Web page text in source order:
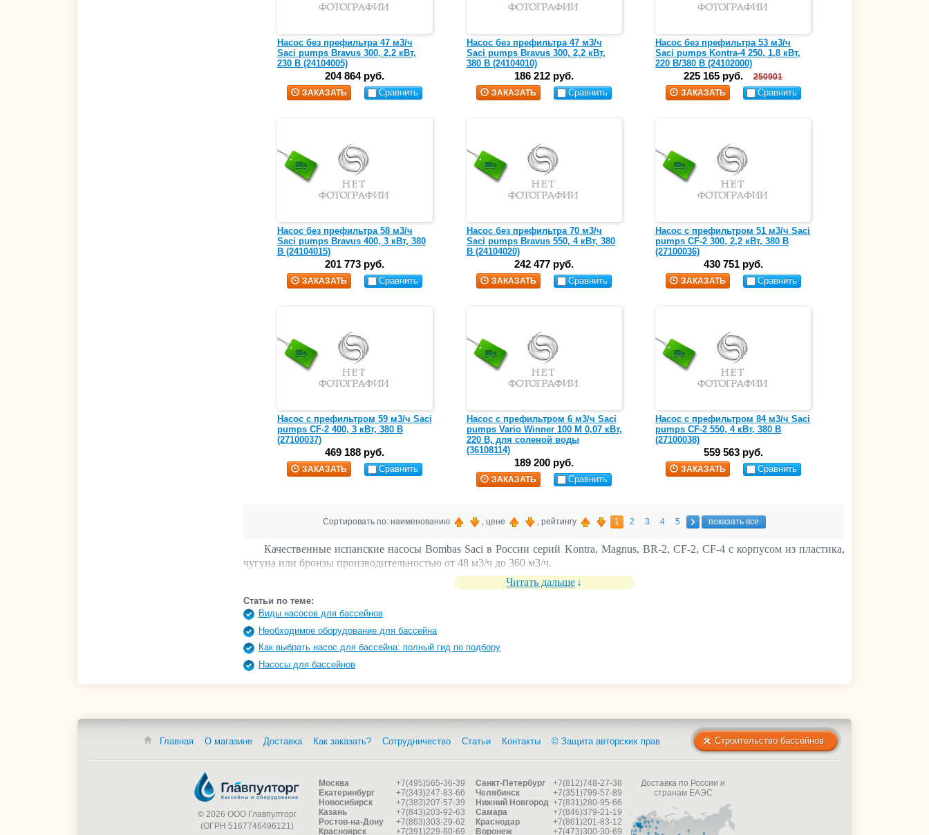
Насос без префильтра 47 м3/ч
Saci pumps Bravus 300, 2,2 кВт,
230 В (24104005)
204 864 руб.
ЗАКАЗАТЬ Сравнить
Насос без префильтра 47 м3/ч
Saci pumps Bravus 300, 2,2 кВт,
380 В (24104010)
186 212 руб.
ЗАКАЗАТЬ Сравнить
Насос без префильтра 53 м3/ч
Saci pumps Kontra-4 250, 1,8 кВт,
220 В/380 В (24102000)
225 165 руб.
250901
ЗАКАЗАТЬ
Сравнить
Насос без префильтра 58 м3/ч
Saci pumps Bravus 400, 3 кВт, 380
В (24104015)
201 773 руб.
ЗАКАЗАТЬ Сравнить
Насос без префильтра 70 м3/ч
Saci pumps Bravus 550, 4 кВт, 380
В (24104020)
242 477 руб.
ЗАКАЗАТЬ Сравнить
Насос с префильтром 51 м3/ч Saci
pumps CF-2 300, 2,2 кВт, 380 В
(27100036)
430 751 руб.
ЗАКАЗАТЬ Сравнить
Насос с префильтром 59 м3/ч Saci
pumps CF-2 400, 3 кВт, 380 В
(27100037)
469 188 руб.
ЗАКАЗАТЬ Сравнить
Насос с префильтром 6 м3/ч Saci
pumps Vario Winner 100 M 0,07 кВт,
220 В, для соленой воды
(36108114)
189 200 руб.
ЗАКАЗАТЬ Сравнить
Насос с префильтром 84 м3/ч Saci
pumps CF-2 550, 4 кВт, 380 В
(27100038)
559 563 руб.
ЗАКАЗАТЬ Сравнить
Сортировать по: наименованию , цене , рейтингу 1 2 3 4 5 показать все
Качественные испанские насосы Bombas Saci в России серий Kontra, Magnus, BR-2, CF-2, CF-4 с корпусом из пластика,
чугуна или бронзы производительностью от 48 м3/ч до 360 м3/ч.
Читать дальше
Статьи по теме:
Виды насосов для бассейнов
Необходимое оборудование для бассейна
Как выбрать насос для бассейна: полный гид по подбору
Насосы для бассейнов
Строительство бассейнов
Главная О магазине Доставка Как заказать? Сотрудничество Статьи Контакты © Защита авторских прав
© 2026 ООО Главпулторг
(ОГРН 5167746496121)
Москва +7(495)565-36-39 Санкт-Петербург
+7(812)748-27-38
Екатеринбург
+7(343)247-83-66 Челябинск
+7(351)799-57-89
Новосибирск
+7(383)207-57-39 Нижний Новгород +7(831)280-95-66
Казань
+7(843)203-92-63 Самара
+7(846)379-21-19
Ростов-на-Дону
+7(863)303-29-62 Краснодар
+7(861)201-83-12
Красноярск
+7(391)229-80-69 Воронеж +7(473)300-30-69
Доставка по России и
странам ЕАЭС